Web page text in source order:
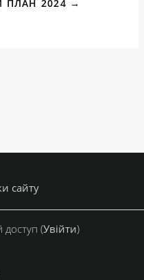
2024 →
сайту
доступ (Увійти)